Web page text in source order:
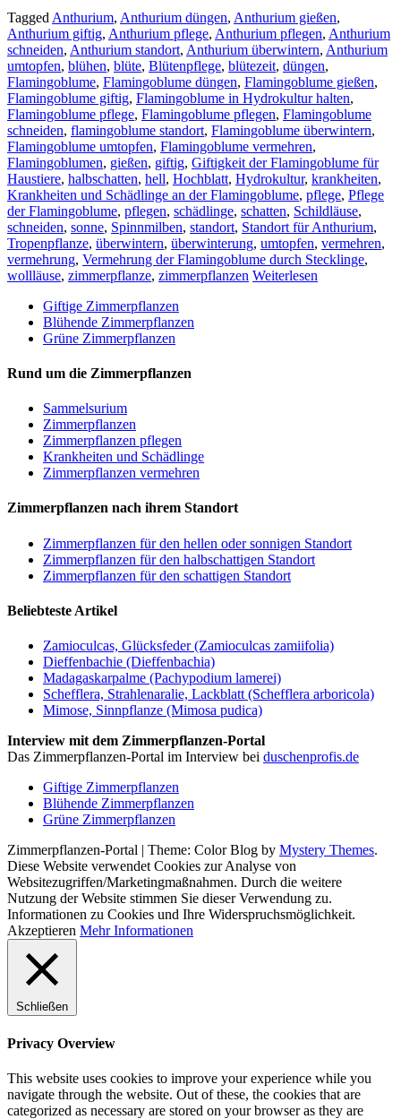
Tagged Anthurium, Anthurium düngen, Anthurium gießen,
Anthurium giftig, Anthurium pflege, Anthurium pflegen, Anthurium
schneiden, Anthurium standort, Anthurium überwintern, Anthurium
umtopfen, blühen, blüte, Blütenpflege, blütezeit, düngen,
Flamingoblume, Flamingoblume düngen, Flamingoblume gießen,
Flamingoblume giftig, Flamingoblume in Hydrokultur halten,
Flamingoblume pflege, Flamingoblume pflegen, Flamingoblume
schneiden, flamingoblume standort, Flamingoblume überwintern,
Flamingoblume umtopfen, Flamingoblume vermehren,
Flamingoblumen, gießen, giftig, Giftigkeit der Flamingoblume für
Haustiere, halbschatten, hell, Hochblatt, Hydrokultur, krankheiten,
Krankheiten und Schädlinge an der Flamingoblume, pflege, Pflege
der Flamingoblume, pflegen, schädlinge, schatten, Schildläuse,
schneiden, sonne, Spinnmilben, standort, Standort für Anthurium,
Tropenpflanze, überwintern, überwinterung, umtopfen, vermehren,
vermehrung, Vermehrung der Flamingoblume durch Stecklinge,
wollläuse, zimmerpflanze, zimmerpflanzen Weiterlesen
Giftige Zimmerpflanzen
Blühende Zimmerpflanzen
Grüne Zimmerpflanzen
Rund um die Zimmerpflanzen
Sam­mel­su­ri­um
Zimmerpflanzen
Zimmerpflanzen pflegen
Krankheiten und Schädlinge
Zimmerpflanzen vermehren
Zimmerpflanzen nach ihrem Standort
Zimmerpflanzen für den hellen oder sonnigen Standort
Zimmerpflanzen für den halbschattigen Standort
Zimmerpflanzen für den schattigen Standort
Beliebteste Artikel
Zamioculcas, Glücksfeder (Zamioculcas zamiifolia)
Dieffenbachie (Dieffenbachia)
Madagaskarpalme (Pachypodium lamerei)
Schefflera, Strahlenaralie, Lackblatt (Schefflera arboricola)
Mimose, Sinnpflanze (Mimosa pudica)
Interview mit dem Zimmerpflanzen-Portal
Das Zimmerpflanzen-Portal im Interview bei duschenprofis.de
Giftige Zimmerpflanzen
Blühende Zimmerpflanzen
Grüne Zimmerpflanzen
Zimmerpflanzen-Portal | Theme: Color Blog by Mystery Themes.
Diese Website verwendet Cookies zur Analyse von
Websitezugriffen/Marketingmaßnahmen. Durch die weitere
Nutzung der Website stimmen Sie dieser Verwendung zu.
Informationen zu Cookies und Ihre Widerspruchsmöglichkeit.
Akzeptieren Mehr Informationen
Schließen
Privacy Overview
This website uses cookies to improve your experience while you
navigate through the website. Out of these, the cookies that are
categorized as necessary are stored on your browser as they are